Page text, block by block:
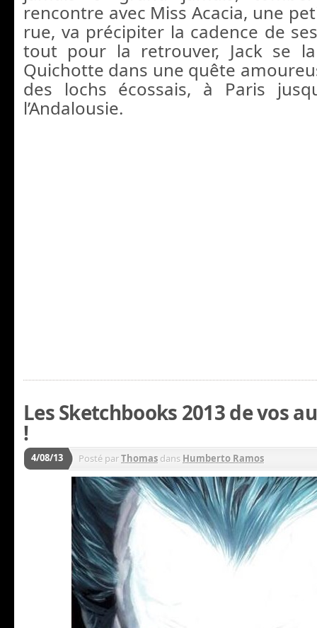
rencontre avec Miss Acacia, une
rue, va précipiter la cadence de
tout pour la retrouver, Jack se
Quichotte dans une quête
des lochs écossais, à Paris
l’Andalousie.
Les Sketchbooks 2013 de vos
!
4/08/13 Posté parThomas dans Humberto Ramos